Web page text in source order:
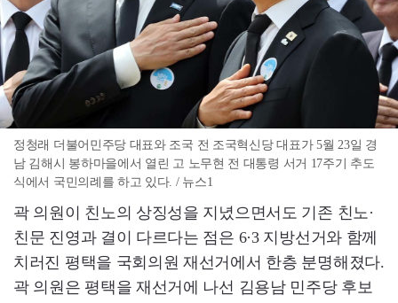
정청래 더불어민주당 대표와 조국 전 조국혁신당 대표가 5월 23일 경
남 김해시 봉하마을에서 열린 고 노무현 전 대통령 서거 17주기 추도
식에서 국민의례를 하고 있다. / 뉴스1
곽 의원이 친노의 상징성을 지녔으면서도 기존 친노·
친문 진영과 결이 다르다는 점은 6·3 지방선거와 함께
치러진 평택을 국회의원 재선거에서 한층 분명해졌다.
곽 의원은 평택을 재선거에 나선 김용남 민주당 후보